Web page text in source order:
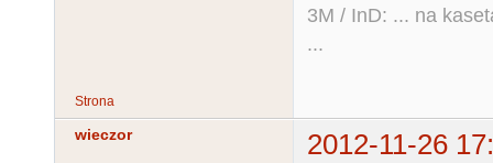
3M / InD: ... na
...
Strona
wieczor
2012-11-26